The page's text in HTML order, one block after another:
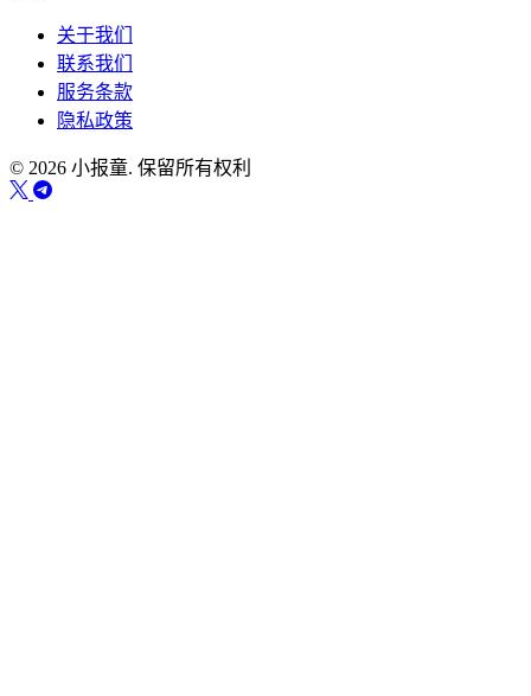
关于我们
联系我们
服务条款
隐私政策
© 2026 小报童. 保留所有权利